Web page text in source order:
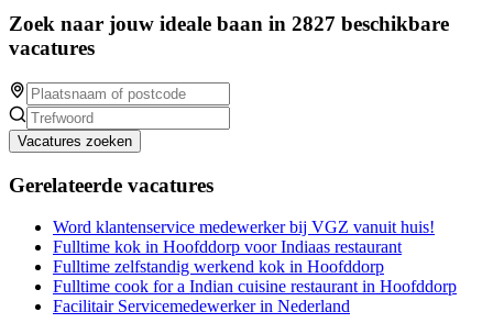
Zoek naar jouw ideale baan in 2827 beschikbare
vacatures
Vacatures zoeken
Gerelateerde vacatures
Word klantenservice medewerker bij VGZ vanuit huis!
Fulltime kok in Hoofddorp voor Indiaas restaurant
Fulltime zelfstandig werkend kok in Hoofddorp
Fulltime cook for a Indian cuisine restaurant in Hoofddorp
Facilitair Servicemedewerker in Nederland